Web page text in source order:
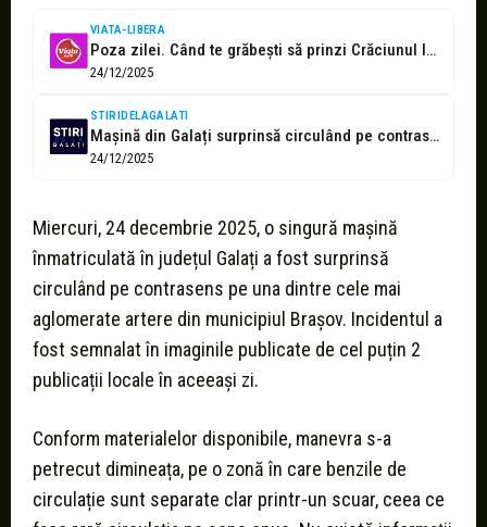
VIATA-LIBERA
Poza zilei. Când te grăbeşti să prinzi Crăciunul la munte
24/12/2025
STIRIDELAGALATI
Mașină din Galați surprinsă circulând pe contrasens pe o stradă aglomerată din...
24/12/2025
Miercuri, 24 decembrie 2025, o singură mașină
înmatriculată în județul Galați a fost surprinsă
circulând pe contrasens pe una dintre cele mai
aglomerate artere din municipiul Brașov. Incidentul a
fost semnalat în imaginile publicate de cel puțin 2
publicații locale în aceeași zi.
Conform materialelor disponibile, manevra s-a
petrecut dimineața, pe o zonă în care benzile de
circulație sunt separate clar printr-un scuar, ceea ce